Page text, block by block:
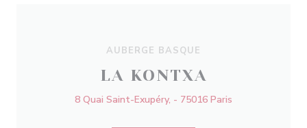
AUBERGE BASQUE
LA KONTXA
8 Quai Saint-Exupéry, - 75016 Paris